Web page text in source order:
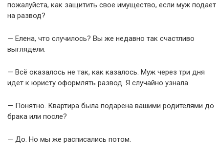
пожалуйста, как защитить свое имущество, если муж подает
на развод?
— Елена, что случилось? Вы же недавно так счастливо
выглядели.
— Всё оказалось не так, как казалось. Муж через три дня
идет к юристу оформлять развод. Я случайно узнала.
— Понятно. Квартира была подарена вашими родителями до
брака или после?
— До. Но мы же расписались потом.